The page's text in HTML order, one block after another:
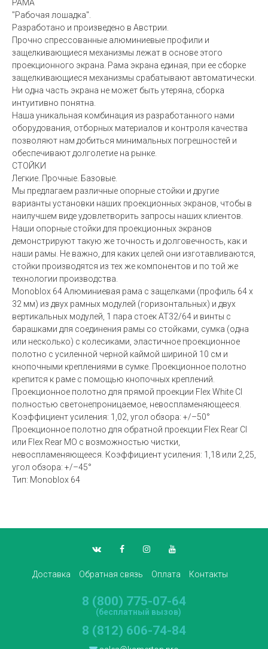
РАМА
"Рабочая лошадка".
Разработано и произведено в Австрии.
Прочно спрессованные алюминиевые профили и
защелкивающиеся механизмы лежат в основе этого
проекционного экрана. Рама экрана единая, при ее сборке
защелкивающиеся механизмы срабатывают автоматически.
Ни одна часть экрана не может быть утеряна, сборка
интуитивно понятна.
Наша уникальная комбинация из разработанного нами
оборудования, отборных материалов и контроля качества
позволяют нам добиться минимальных погрешностей и
обеспечивают долголетие на рынке.
СТОЙКИ
Легкие. Прочные. Базовые.
Мы предлагаем различные опорные стойки и другие
варианты установки наших проекционных экранов, чтобы в
наилучшем виде удовлетворить запросы наших клиентов.
Наши опорные стойки для проекционных экранов
демонстрируют такую же точность и долговечность, как и
наши рамы. Не важно, для каких целей они изготавливаются,
стойки производятся из тех же компонентов и по той же
технологии производства.
Monoblox 64 Алюминиевая рама с защелками (профиль 64 x
32 мм) из двух рамных модулей (горизонтальных) и двух
вертикальных модулей, 1 пара стоек AT32/64 и винты с
барашками для соединения рамы со стойками, сумка (одна
или несколько) с колесиками, эластичное проекционное
полотно с усиленной черной каймой шириной 10 см и
кнопочными креплениями в сумке. Проекционное полотно
крепится к раме с помощью кнопочных креплений.
Проекционное полотно для прямой проекции Flex White CI
полностью светонепроницаемое, невоспламеняющееся.
Коэффициент усиления: 1,02, угол обзора: +/–50°
Проекционное полотно для обратной проекции Flex Rear CI
или Flex Rear MO с возможностью чистки,
невоспламеняющееся. Коэффициент усиления: 1,18 или 2,25,
угол обзора: +/–45°
Тип: Monoblox 64
Доставка Обратная связь Оплата Контакты
8 (800) 775-07-64
(бесплатный вызов)
8 (812) 606-74-84